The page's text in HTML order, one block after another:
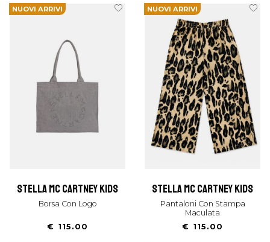
NUOVI ARRIVI
stella mc cartney kids
Borsa Con Logo
€ 115.00
NUOVI ARRIVI
stella mc cartney kids
Pantaloni Con Stampa
Maculata
€ 115.00